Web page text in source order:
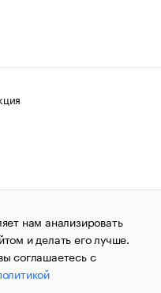
авторских прав
1995–2026.Сообщения
«РБК»
по надзору в сфере
и массовых
за номером ИА
«РБК». Отдельные
нам анализировать
и делать его лучше.
соглашаетесь с